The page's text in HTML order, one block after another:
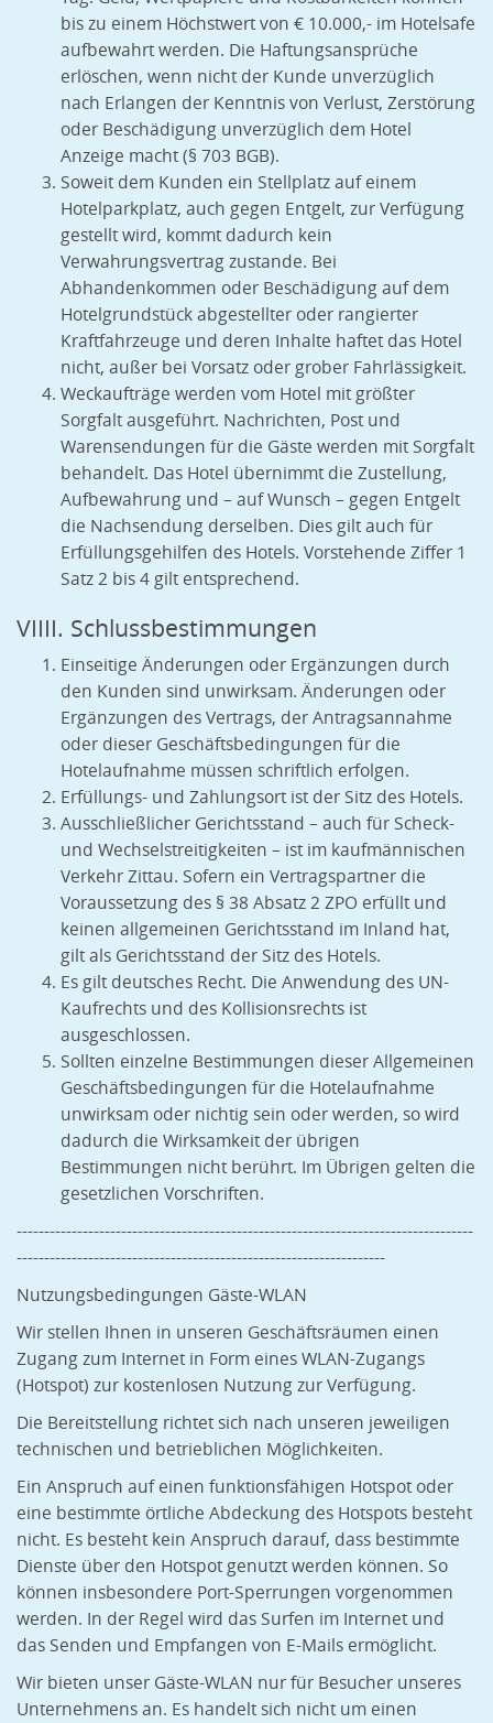
bis zu einem Höchstwert von € 10.000,- im Hotelsafe
aufbewahrt werden. Die Haftungsansprüche
erlöschen, wenn nicht der Kunde unverzüglich
nach Erlangen der Kenntnis von Verlust, Zerstörung
oder Beschädigung unverzüglich dem Hotel
Anzeige macht (§ 703 BGB).
Soweit dem Kunden ein Stellplatz auf einem
Hotelparkplatz, auch gegen Entgelt, zur Verfügung
gestellt wird, kommt dadurch kein
Verwahrungsvertrag zustande. Bei
Abhandenkommen oder Beschädigung auf dem
Hotelgrundstück abgestellter oder rangierter
Kraftfahrzeuge und deren Inhalte haftet das Hotel
nicht, außer bei Vorsatz oder grober Fahrlässigkeit.
Weckaufträge werden vom Hotel mit größter
Sorgfalt ausgeführt. Nachrichten, Post und
Warensendungen für die Gäste werden mit Sorgfalt
behandelt. Das Hotel übernimmt die Zustellung,
Aufbewahrung und – auf Wunsch – gegen Entgelt
die Nachsendung derselben. Dies gilt auch für
Erfüllungsgehilfen des Hotels. Vorstehende Ziffer 1
Satz 2 bis 4 gilt entsprechend.
VIIII. Schlussbestimmungen
Einseitige Änderungen oder Ergänzungen durch
den Kunden sind unwirksam. Änderungen oder
Ergänzungen des Vertrags, der Antragsannahme
oder dieser Geschäftsbedingungen für die
Hotelaufnahme müssen schriftlich erfolgen.
Erfüllungs- und Zahlungsort ist der Sitz des Hotels.
Ausschließlicher Gerichtsstand – auch für Scheck-
und Wechselstreitigkeiten – ist im kaufmännischen
Verkehr Zittau. Sofern ein Vertragspartner die
Voraussetzung des § 38 Absatz 2 ZPO erfüllt und
keinen allgemeinen Gerichtsstand im Inland hat,
gilt als Gerichtsstand der Sitz des Hotels.
Es gilt deutsches Recht. Die Anwendung des UN-
Kaufrechts und des Kollisionsrechts ist
ausgeschlossen.
Sollten einzelne Bestimmungen dieser Allgemeinen
Geschäftsbedingungen für die Hotelaufnahme
unwirksam oder nichtig sein oder werden, so wird
dadurch die Wirksamkeit der übrigen
Bestimmungen nicht berührt. Im Übrigen gelten die
gesetzlichen Vorschriften.
-----------------------------------------------------------------------------------
-------------------------------------------------------------------
Nutzungsbedingungen Gäste-WLAN
Wir stellen Ihnen in unseren Geschäftsräumen einen
Zugang zum Internet in Form eines WLAN-Zugangs
(Hotspot) zur kostenlosen Nutzung zur Verfügung.
Die Bereitstellung richtet sich nach unseren jeweiligen
technischen und betrieblichen Möglichkeiten.
Ein Anspruch auf einen funktionsfähigen Hotspot oder
eine bestimmte örtliche Abdeckung des Hotspots besteht
nicht. Es besteht kein Anspruch darauf, dass bestimmte
Dienste über den Hotspot genutzt werden können. So
können insbesondere Port-Sperrungen vorgenommen
werden. In der Regel wird das Surfen im Internet und
das Senden und Empfangen von E-Mails ermöglicht.
Wir bieten unser Gäste-WLAN nur für Besucher unseres
Unternehmens an. Es handelt sich nicht um einen